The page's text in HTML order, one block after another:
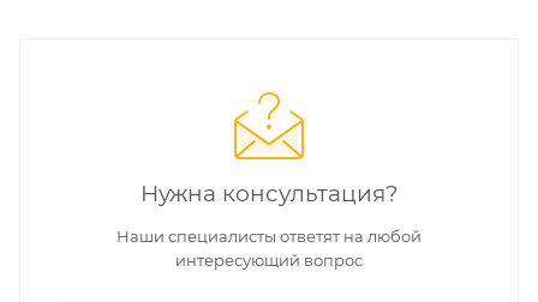
Нужна консультация?
Наши специалисты ответят на любой
интересующий вопрос